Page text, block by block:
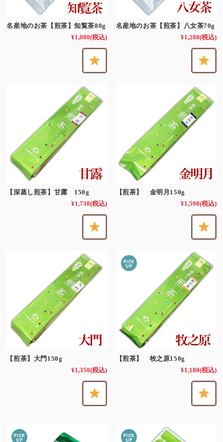
名産地のお茶【煎茶】知覧茶80g
¥1,080(税込)
名産地のお茶【煎茶】八女茶70g
¥1,280(税込)
【深蒸し煎茶】甘露 150g
¥1,730(税込)
【煎茶】 金明月150g
¥1,590(税込)
【煎茶】大門150g
¥1,350(税込)
【煎茶】 牧之原150g
¥1,180(税込)